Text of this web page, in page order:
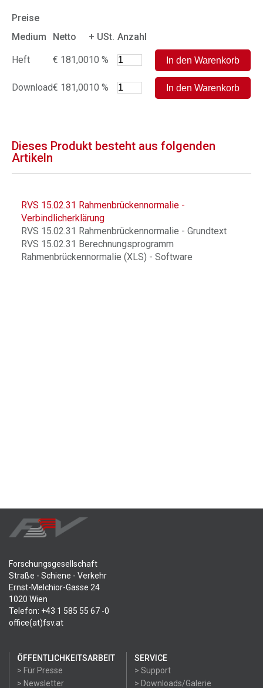
Preise
Medium
Netto + USt. Anzahl
Heft € 181,0010 %
Download€ 181,0010 %
Dieses Produkt besteht aus folgenden
Artikeln
RVS 15.02.31 Rahmenbrückennormalie -
Verbindlicherklärung
RVS 15.02.31 Rahmenbrückennormalie - Grundtext
RVS 15.02.31 Berechnungsprogramm
Rahmenbrückennormalie (XLS) - Software
Forschungsgesellschaft
Straße - Schiene - Verkehr
Ernst-Melchior-Gasse 24
1020 Wien
Telefon: +43 1 585 55 67 -0
office(at)fsv.at
ÖFFENTLICHKEITSARBEIT
> Für Presse
> Newsletter
SERVICE
> Support
> Downloads/Galerie